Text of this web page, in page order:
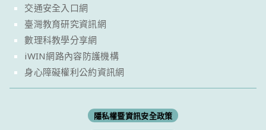
交通安全入口網
臺灣教育研究資訊網
數理科教學分享網
iWIN網路內容防護機構
身心障礙權利公約資訊網
隱私權暨資訊安全政策